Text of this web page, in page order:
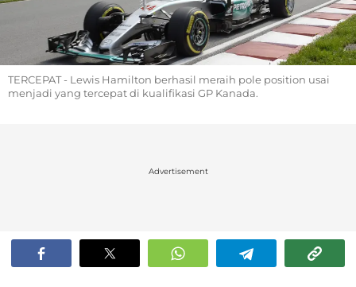
TERCEPAT - Lewis Hamilton berhasil meraih pole position usai
menjadi yang tercepat di kualifikasi GP Kanada.
Advertisement